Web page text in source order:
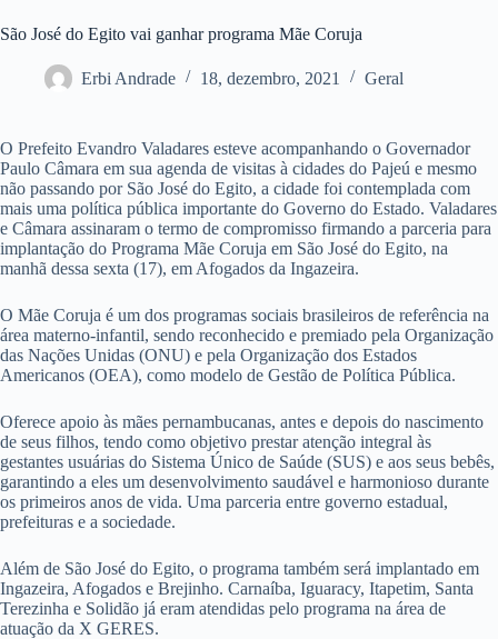
São José do Egito vai ganhar programa Mãe Coruja
Erbi Andrade 18, dezembro, 2021 Geral
O Prefeito Evandro Valadares esteve acompanhando o Governador
Paulo Câmara em sua agenda de visitas à cidades do Pajeú e mesmo
não passando por São José do Egito, a cidade foi contemplada com
mais uma política pública importante do Governo do Estado. Valadares
e Câmara assinaram o termo de compromisso firmando a parceria para
implantação do Programa Mãe Coruja em São José do Egito, na
manhã dessa sexta (17), em Afogados da Ingazeira.
O Mãe Coruja é um dos programas sociais brasileiros de referência na
área materno-infantil, sendo reconhecido e premiado pela Organização
das Nações Unidas (ONU) e pela Organização dos Estados
Americanos (OEA), como modelo de Gestão de Política Pública.
Oferece apoio às mães pernambucanas, antes e depois do nascimento
de seus filhos, tendo como objetivo prestar atenção integral às
gestantes usuárias do Sistema Único de Saúde (SUS) e aos seus bebês,
garantindo a eles um desenvolvimento saudável e harmonioso durante
os primeiros anos de vida. Uma parceria entre governo estadual,
prefeituras e a sociedade.
Além de São José do Egito, o programa também será implantado em
Ingazeira, Afogados e Brejinho. Carnaíba, Iguaracy, Itapetim, Santa
Terezinha e Solidão já eram atendidas pelo programa na área de
atuação da X GERES.